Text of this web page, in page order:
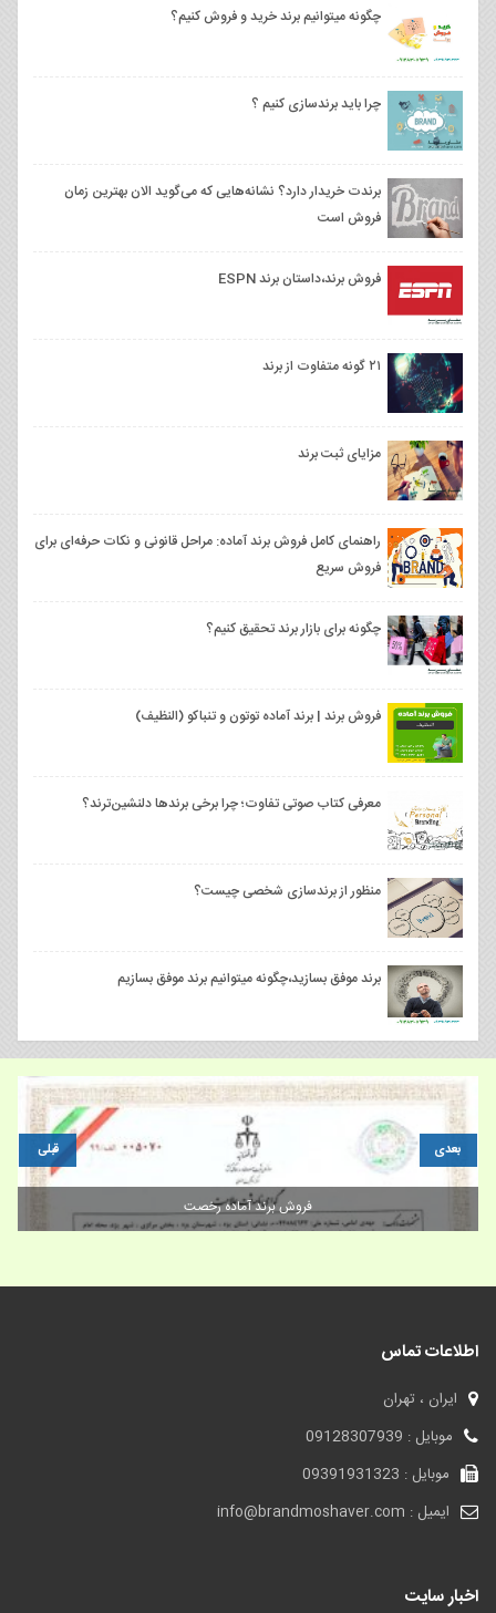
چگونه میتوانیم برند خرید و فروش کنیم؟
چرا باید برندسازی کنیم ؟
برندت خریدار دارد؟ نشانه‌هایی که می‌گوید الان بهترین زمان
فروش است
فروش برند،داستان برند ESPN
۲۱ گونه متفاوت از برند
مزایای ثبت برند
راهنمای کامل فروش برند آماده: مراحل قانونی و نکات حرفه‌ای برای
فروش سریع
چگونه برای بازار برند تحقیق کنیم؟
فروش برند | برند آماده توتون و تنباکو (النظیف)
معرفی کتاب صوتی تفاوت؛ چرا برخی برندها دلنشین‌ترند؟
منظور از برندسازی شخصی چیست؟
برند موفق بسازید،چگونه میتوانیم برند موفق بسازیم
فروش برند؛کتابچه برند چیست؟
قبلی بعدی
اطلاعات تماس
ایران ، تهران
موبایل : 09128307939
موبایل : 09391931323
ایمیل : info@brandmoshaver.com
اخبار سایت